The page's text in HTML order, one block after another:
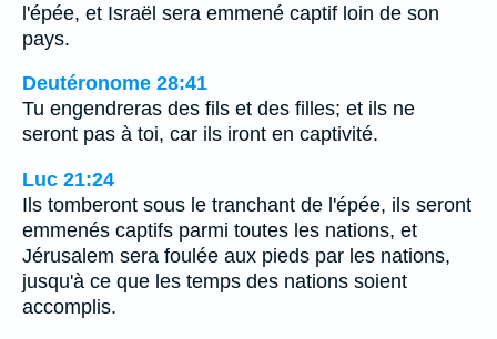
l'épée, et Israël sera emmené captif loin de son
pays.
Deutéronome 28:41
Tu engendreras des fils et des filles; et ils ne
seront pas à toi, car ils iront en captivité.
Luc 21:24
Ils tomberont sous le tranchant de l'épée, ils seront
emmenés captifs parmi toutes les nations, et
Jérusalem sera foulée aux pieds par les nations,
jusqu'à ce que les temps des nations soient
accomplis.